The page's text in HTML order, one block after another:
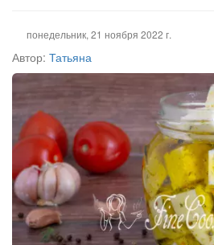
понедельник, 21 ноября 2022 г.
Автор: Татьяна